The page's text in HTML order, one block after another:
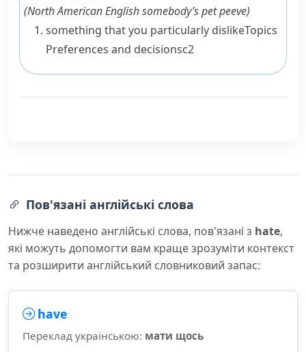
(North American Englishsomebody’s pet peeve)
something that you particularly dislikeTopics
Preferences and decisionsc2
Пов'язані англійські слова
Нижче наведено англійські слова, пов'язані з hate,
які можуть допомогти вам краще зрозуміти контекст
та розширити англійський словниковий запас:
have
Переклад українською: мати щось